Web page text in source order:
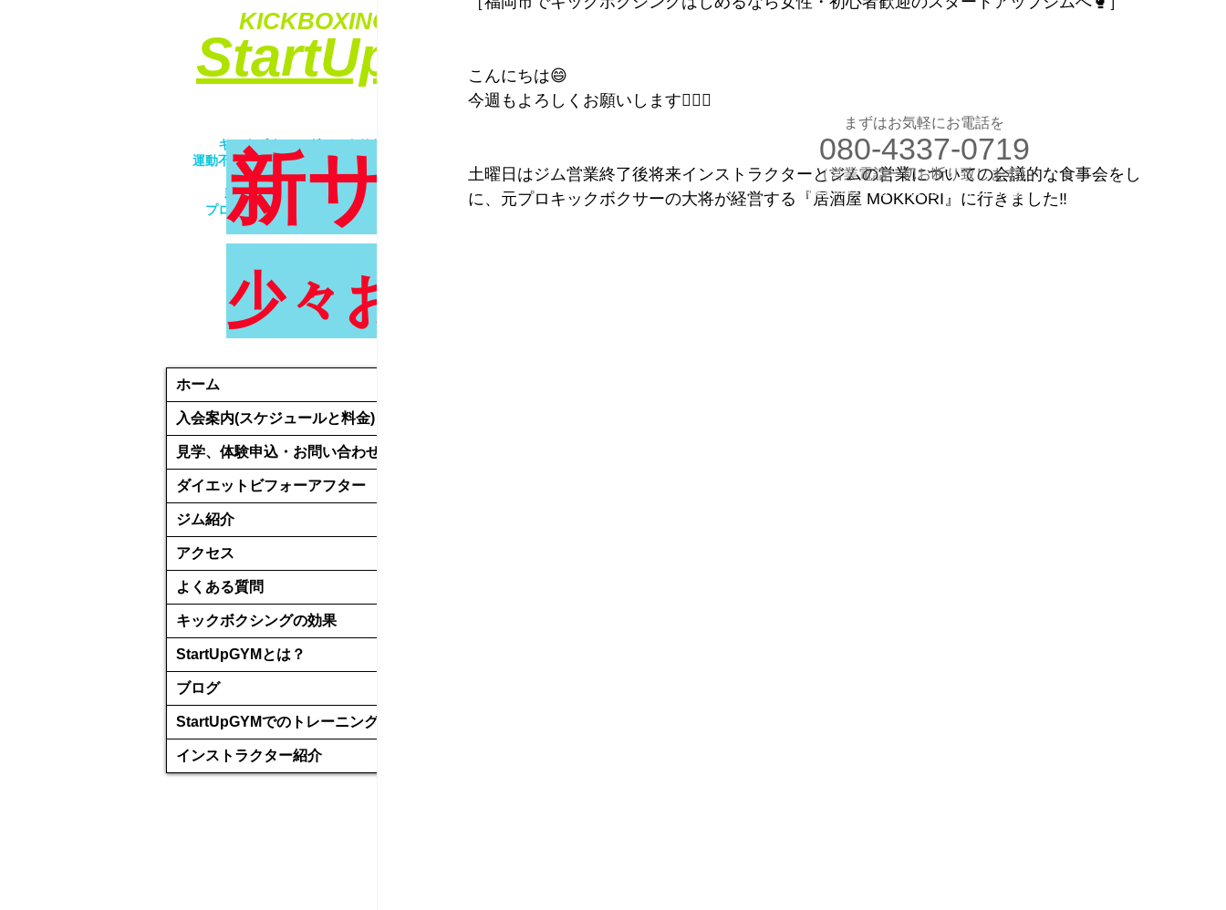
KICKBOXING&FITNESS
​StartUpGYM
ホーム
入会案内(スケジュールと料金)
見学、体験申込・お問い合わせ
ダイエットビフォーアフター
ジム紹介
アクセス
よくある質問
キックボクシングの効果
StartUpGYMとは？
ブログ
StartUpGYMでのトレーニング
インストラクター紹介
​体験入会実施中
​キックボクシングでエクササイズ
運動不足解消・ダイエット・ストレス発散
​女性・未経験者歓迎！！
親子で一緒にトレーニング！！
プロが優しく丁寧に指導致します！！
新サイトに移動します
少々お待ちください
こんにちは😄
今週もよろしくお願いします🙇🏻‍♂️
土曜日はジム営業終了後将来インストラクターとジムの営業についての会議的な食事会をし
に、元プロキックボクサーの大将が経営する『居酒屋 MOKKORI』に行きました‼️
まずはお気軽にお電話を
080-4337-0719
​（営業電話一切お断り致します）
​理想のカラダ・健康を手に入れよう